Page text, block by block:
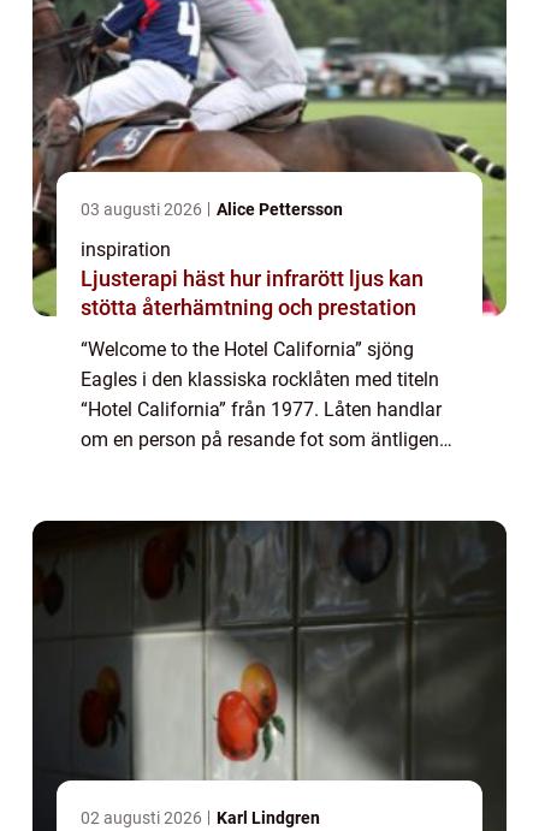
03 augusti 2026 Alice Pettersson
inspiration
Ljusterapi häst hur infrarött ljus kan
stötta återhämtning och prestation
“Welcome to the Hotel California” sjöng
Eagles i den klassiska rocklåten med titeln
“Hotel California” från 1977. Låten handlar
om en person på resande fot som äntligen
02 augusti 2026 Karl Lindgren